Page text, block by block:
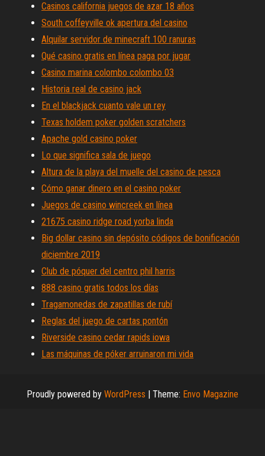
Casinos california juegos de azar 18 años
South coffeyville ok apertura del casino
Alquilar servidor de minecraft 100 ranuras
Qué casino gratis en línea paga por jugar
Casino marina colombo colombo 03
Historia real de casino jack
En el blackjack cuanto vale un rey
Texas holdem poker golden scratchers
Apache gold casino poker
Lo que significa sala de juego
Altura de la playa del muelle del casino de pesca
Cómo ganar dinero en el casino poker
Juegos de casino wincreek en línea
21675 casino ridge road yorba linda
Big dollar casino sin depósito códigos de bonificación
diciembre 2019
Club de póquer del centro phil harris
888 casino gratis todos los días
Tragamonedas de zapatillas de rubí
Reglas del juego de cartas pontón
Riverside casino cedar rapids iowa
Las máquinas de póker arruinaron mi vida
Proudly powered by WordPress | Theme: Envo Magazine